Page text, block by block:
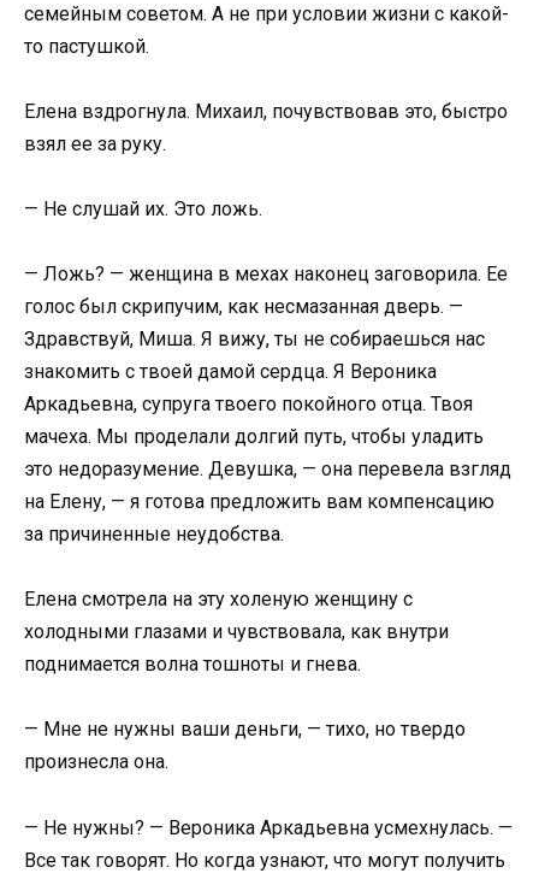
семейным советом. А не при условии жизни с какой-
то пастушкой.
Елена вздрогнула. Михаил, почувствовав это, быстро
взял ее за руку.
— Не слушай их. Это ложь.
— Ложь? — женщина в мехах наконец заговорила. Ее
голос был скрипучим, как несмазанная дверь. —
Здравствуй, Миша. Я вижу, ты не собираешься нас
знакомить с твоей дамой сердца. Я Вероника
Аркадьевна, супруга твоего покойного отца. Твоя
мачеха. Мы проделали долгий путь, чтобы уладить
это недоразумение. Девушка, — она перевела взгляд
на Елену, — я готова предложить вам компенсацию
за причиненные неудобства.
Елена смотрела на эту холеную женщину с
холодными глазами и чувствовала, как внутри
поднимается волна тошноты и гнева.
— Мне не нужны ваши деньги, — тихо, но твердо
произнесла она.
— Не нужны? — Вероника Аркадьевна усмехнулась. —
Все так говорят. Но когда узнают, что могут получить